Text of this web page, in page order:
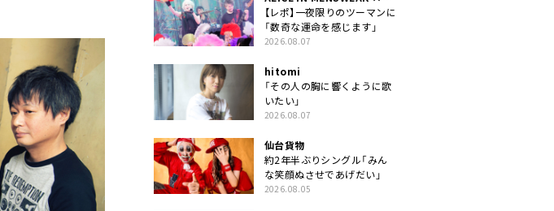
MASCHERA
【レポ】一夜限りのツーマンに
「数奇な運命を感じます」
2026.08.07
hitomi
「その人の胸に響くように歌
いたい」
2026.08.07
仙台貨物
約2年半ぶりシングル「みん
な笑顔ぬさせであげだい」
2026.08.05